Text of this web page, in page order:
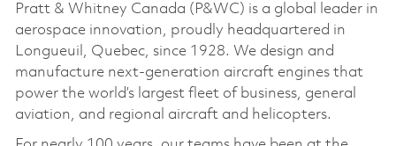
Pratt & Whitney Canada (P&WC) is a global leader in
aerospace innovation, proudly headquartered in
Longueuil, Quebec, since 1928. We design and
manufacture next-generation aircraft engines that
power the world’s largest fleet of business, general
aviation, and regional aircraft and helicopters.